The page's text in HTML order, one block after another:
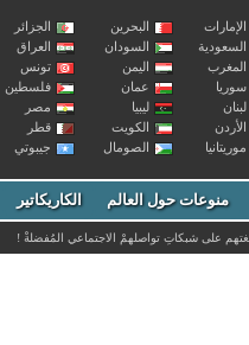
البحرين
الجزائر
السودان
العراق
اليمن
تونس
عمان
فلسطين
ليبيا
مصر
الكويت
قطر
الصومال جيبوتي
منوعات حول العالم الكاريكاتير
على شبكاتِ تواصلهمْ الاجتماعي المُفضلةْ !